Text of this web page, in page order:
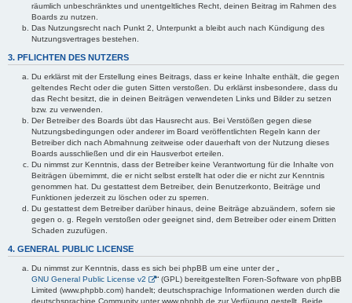
räumlich unbeschränktes und unentgeltliches Recht, deinen Beitrag im Rahmen des
Boards zu nutzen.
Das Nutzungsrecht nach Punkt 2, Unterpunkt a bleibt auch nach Kündigung des
Nutzungsvertrages bestehen.
3. PFLICHTEN DES NUTZERS
Du erklärst mit der Erstellung eines Beitrags, dass er keine Inhalte enthält, die gegen
geltendes Recht oder die guten Sitten verstoßen. Du erklärst insbesondere, dass du
das Recht besitzt, die in deinen Beiträgen verwendeten Links und Bilder zu setzen
bzw. zu verwenden.
Der Betreiber des Boards übt das Hausrecht aus. Bei Verstößen gegen diese
Nutzungsbedingungen oder anderer im Board veröffentlichten Regeln kann der
Betreiber dich nach Abmahnung zeitweise oder dauerhaft von der Nutzung dieses
Boards ausschließen und dir ein Hausverbot erteilen.
Du nimmst zur Kenntnis, dass der Betreiber keine Verantwortung für die Inhalte von
Beiträgen übernimmt, die er nicht selbst erstellt hat oder die er nicht zur Kenntnis
genommen hat. Du gestattest dem Betreiber, dein Benutzerkonto, Beiträge und
Funktionen jederzeit zu löschen oder zu sperren.
Du gestattest dem Betreiber darüber hinaus, deine Beiträge abzuändern, sofern sie
gegen o. g. Regeln verstoßen oder geeignet sind, dem Betreiber oder einem Dritten
Schaden zuzufügen.
4. GENERAL PUBLIC LICENSE
Du nimmst zur Kenntnis, dass es sich bei phpBB um eine unter der „
GNU General Public License v2
“ (GPL) bereitgestellten Foren-Software von phpBB
Limited (www.phpbb.com) handelt; deutschsprachige Informationen werden durch die
deutschsprachige Community unter www.phpbb.de zur Verfügung gestellt. Beide